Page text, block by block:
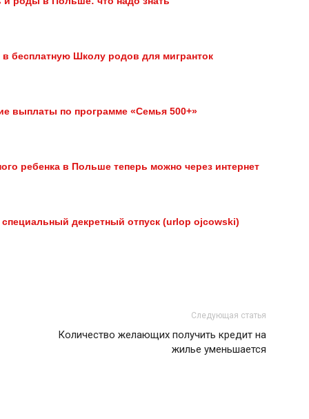
бесплатную Школу родов для мигранток
выплаты по программе «Семья 500+»
ребенка в Польше теперь можно через интернет
декретный отпуск (urlop ojcowski)
Следующая статья
Количество желающих получить кредит на
жилье уменьшается